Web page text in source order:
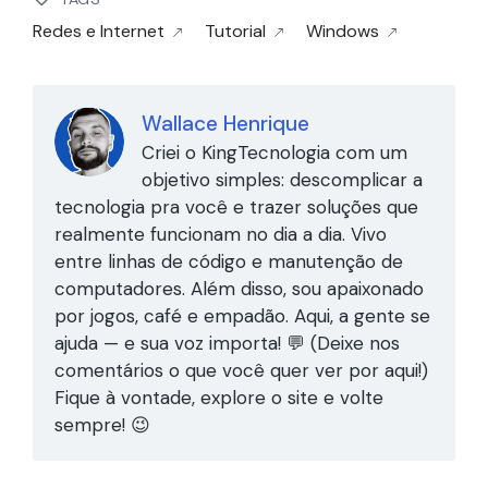
Redes e Internet Tutorial Windows
Wallace Henrique
Criei o KingTecnologia com um
objetivo simples: descomplicar a
tecnologia pra você e trazer soluções que
realmente funcionam no dia a dia. Vivo
entre linhas de código e manutenção de
computadores. Além disso, sou apaixonado
por jogos, café e empadão. Aqui, a gente se
ajuda — e sua voz importa! 💬 (Deixe nos
comentários o que você quer ver por aqui!)
Fique à vontade, explore o site e volte
sempre! 😉